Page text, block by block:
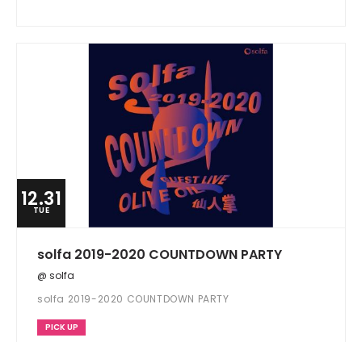
12.31
TUE
solfa 2019-2020 COUNTDOWN PARTY
@ solfa
solfa 2019-2020 COUNTDOWN PARTY
PICK UP